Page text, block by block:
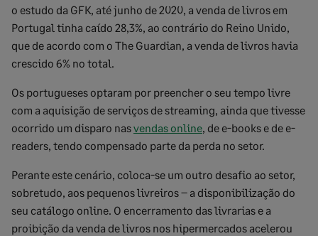
o estudo da GFK, até junho de 2020, a venda de livros em
Portugal tinha caído 28,3%, ao contrário do Reino Unido,
que de acordo com o The Guardian, a venda de livros havia
crescido 6% no total.
Os portugueses optaram por preencher o seu tempo livre
com a aquisição de serviços de streaming, ainda que tivesse
ocorrido um disparo nasvendas online, de e-books e de e-
readers, tendo compensado parte da perda no setor.
Perante este cenário, coloca-se um outro desafio ao setor,
sobretudo, aos pequenos livreiros – a disponibilização do
seu catálogo online. O encerramento das livrarias e a
proibição da venda de livros nos hipermercados acelerou